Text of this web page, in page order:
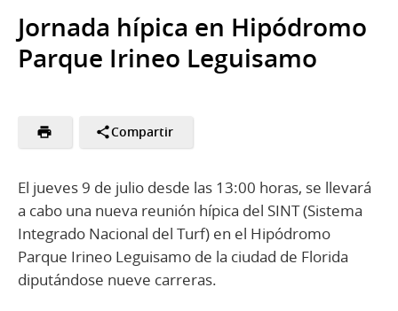
Jornada hípica en Hipódromo
Parque Irineo Leguisamo
Compartir
El jueves 9 de julio desde las 13:00 horas, se llevará
a cabo una nueva reunión hípica del SINT (Sistema
Integrado Nacional del Turf) en el Hipódromo
Parque Irineo Leguisamo de la ciudad de Florida
diputándose nueve carreras.